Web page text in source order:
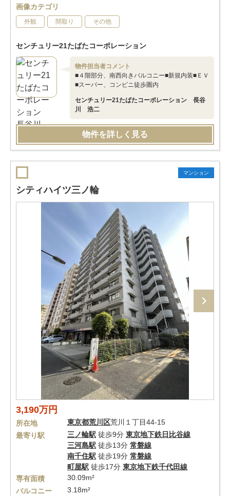
画像カテゴリ
外観 間取り その他
センチュリー21たばたコーポレーション
物件担当者コメント
■４階部分、南西向きバルコニー■新規内装■ＥＶ
■スーパー、コンビニ徒歩圏内
センチュリー21たばたコーポレーション 長谷
川 浩二
物件を詳しく見る
マンション
シティハイツ三ノ輪
3,190万円
所在地 東京都荒川区荒川１丁目44-15
最寄り駅
三ノ輪駅 徒歩9分 東京地下鉄日比谷線
三河島駅 徒歩13分 常磐線
南千住駅 徒歩19分 常磐線
町屋駅 徒歩17分 東京地下鉄千代田線
専有面積
30.09m²
バルコニー
3.18m²